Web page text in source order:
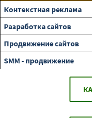
Контекстная реклама
Разработка сайтов
Продвижение сайтов
SMM - продвижение